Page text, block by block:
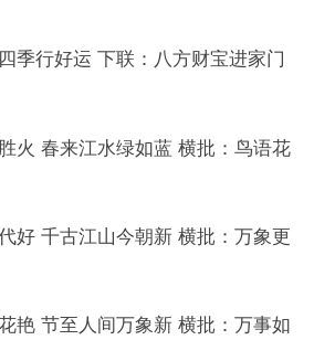
季行好运 下联：八方财宝进家门
火 春来江水绿如蓝 横批：鸟语花
好 千古江山今朝新 横批：万象更
艳 节至人间万象新 横批：万事如